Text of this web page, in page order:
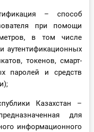
– способ
при помощи
в том числе
аутентификационных
токенов, смарт-
паролей и средств
Казахстан –
для
информационного